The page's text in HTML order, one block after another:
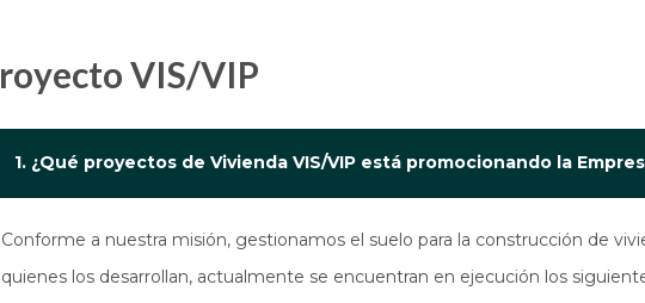
Proyecto VIS/VIP
1. ¿Qué proyectos de Vivienda VIS/VIP está promocionando la
Conforme a nuestra misión, gestionamos el suelo para la construcción de
quienes los desarrollan, actualmente se encuentran en ejecución los